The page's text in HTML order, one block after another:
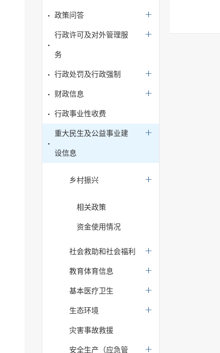
政策问答
行政许可及对外管理服
务
行政处罚及行政强制
财政信息
行政事业性收费
重大民生及公益事业建
设信息
乡村振兴
相关政策
资金使用情况
社会救助和社会福利
教育体育信息
基本医疗卫生
生态环境
灾害事故救援
安全生产（应急管